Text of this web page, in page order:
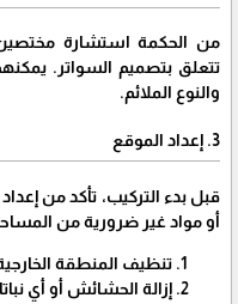
من الحكمة استشارة
تتعلق بتصميم السواتر.
والنوع الملائم.
3. إعداد الموقع
قبل بدء التركيب، تأكد من
أو مواد غير ضرورية من
تنظيف المنطقة
إزالة الحشائش أو أي